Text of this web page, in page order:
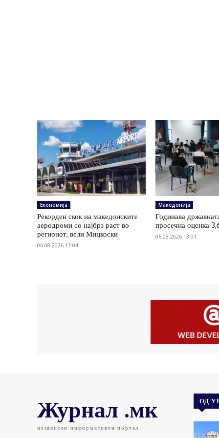
Економија
Рекорден скок на македонските
аеродроми со најбрз раст во
регионот, вели Мицкоски
06.08.2026 13:04
Македонија
Годинава
просечна оценка
06.08.2026 13:01
Журнал .мк
независен информативен портал
ОД